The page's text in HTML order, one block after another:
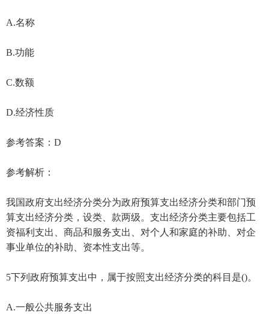
A.名称
B.功能
C.数额
D.经济性质
参考答案：D
参考解析：
我国政府支出经济分类分为政府预算支出经济分类和部门预
算支出经济分类，设类、款两级。支出经济分类主要包括工
资福利支出、商品和服务支出、对个人和家庭的补助、对企
事业单位的补助、资本性支出等。
5下列政府预算支出中，属于按照支出经济分类的科目是()。
A.一般公共服务支出